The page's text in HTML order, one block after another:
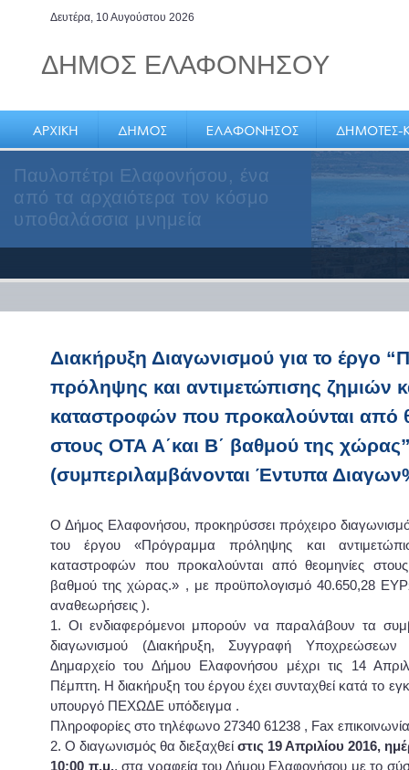
Δευτέρα, 10 Αυγούστου 2026
ΔΗΜΟΣ ΕΛΑΦΟΝΗΣΟΥ
Παυλοπέτρι Ελαφονήσου, ένα
από τα αρχαιότερα τον κόσμο
υποθαλάσσια μνημεία
Διακήρυξη Διαγωνισμού για το έργο
πρόληψης και αντιμετώπισης ζημιών
καταστροφών που προκαλούνται από
στους ΟΤΑ Α΄και Β΄ βαθμού της
(συμπεριλαμβάνονται Έντυπα
Ο Δήμος Ελαφονήσου, προκηρύσσει πρόχειρο
του έργου «Πρόγραμμα πρόληψης και
καταστροφών που προκαλούνται από θεομηνίες
βαθμού της χώρας.» , με προϋπολογισμό 40.650,28
αναθεωρήσεις ).
1. Οι ενδιαφερόμενοι μπορούν να παραλάβουν τα
διαγωνισμού (Διακήρυξη, Συγγραφή
Δημαρχείο του Δήμου Ελαφονήσου μέχρι τις 14
Πέμπτη. Η διακήρυξη του έργου έχει συνταχθεί κατά το
υπουργό ΠΕΧΩΔΕ υπόδειγμα .
Πληροφορίες στο τηλέφωνο 27340 61238 , Fax
2. Ο διαγωνισμός θα διεξαχθεί στις 19 Απριλίου 2016,
10:00 π.μ., στα γραφεία του Δήμου Ελαφονήσου με το